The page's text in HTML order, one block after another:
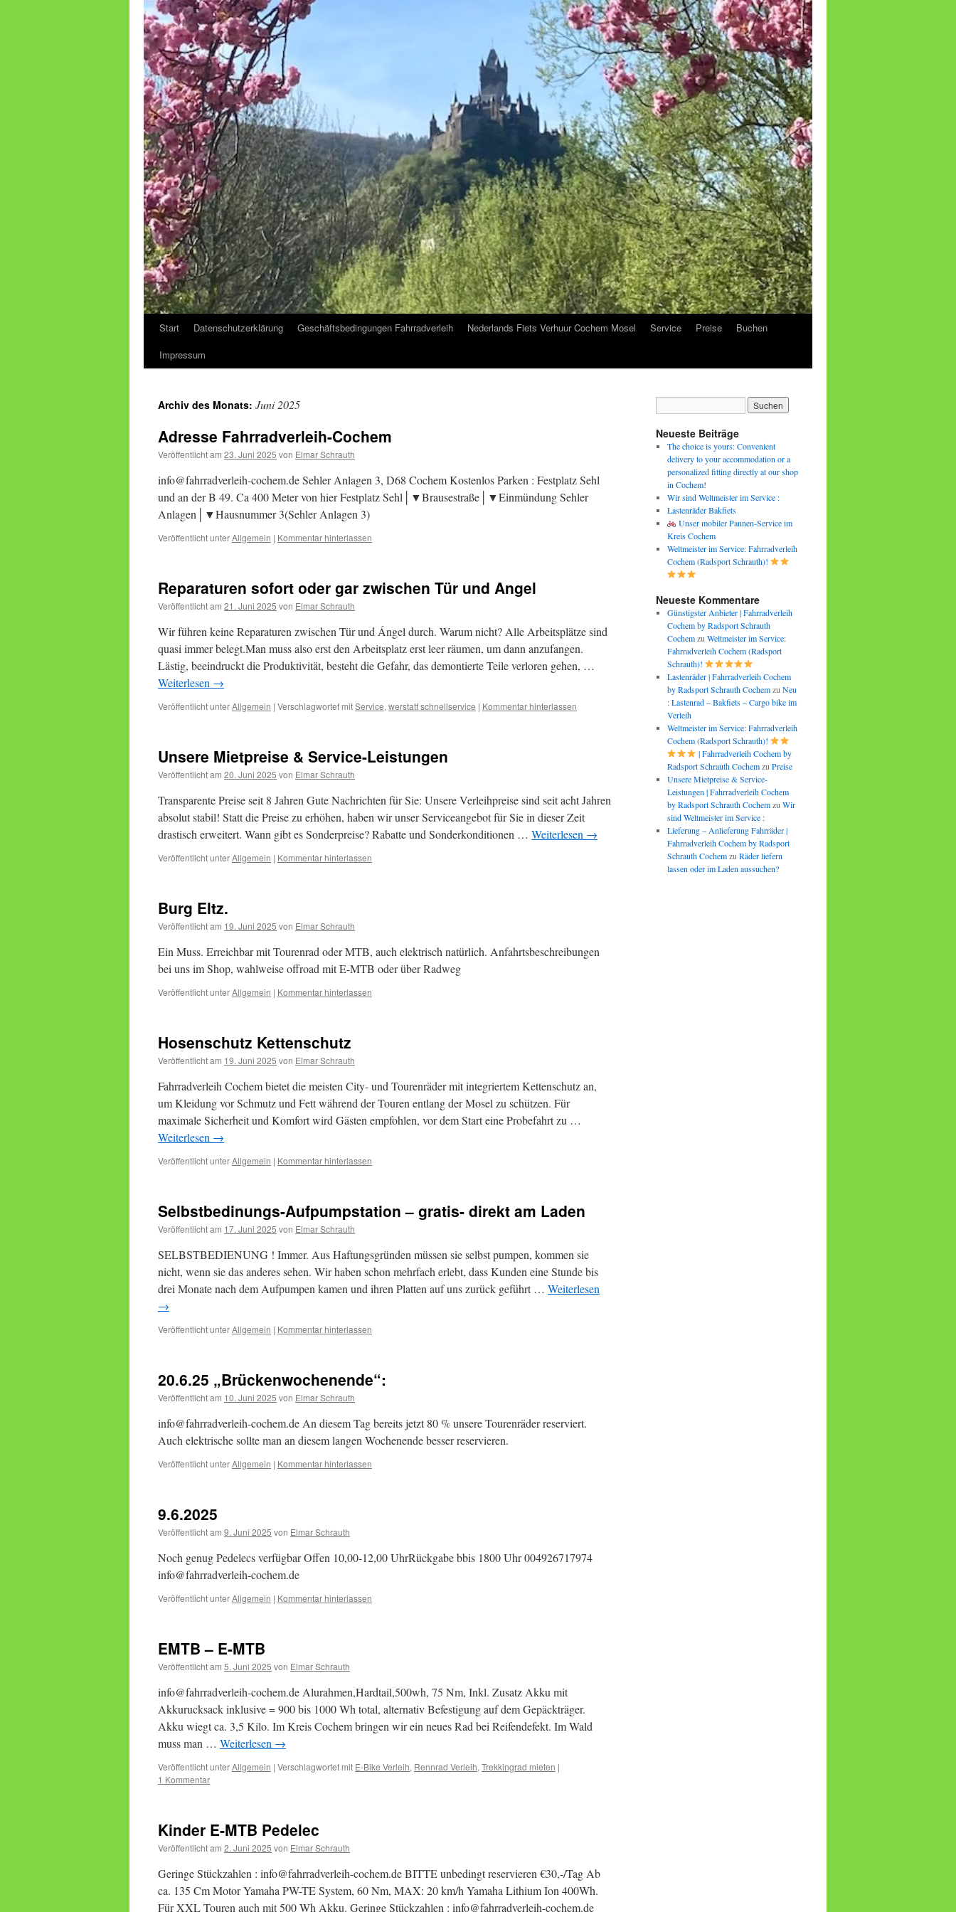
Start Datenschutzerklärung Geschäftsbedingungen Fahrradverleih Nederlands Fiets Verhuur Cochem Mosel Service Preise
Buchen
Impressum
Archiv des Monats: Juni 2025
Adresse Fahrradverleih-Cochem
Veröffentlicht am 23. Juni 2025 von Elmar Schrauth
info@fahrradverleih-cochem.de Sehler Anlagen 3, D68 Cochem Kostenlos Parken : Festplatz Sehl
und an der B 49. Ca 400 Meter von hier Festplatz Sehl│▼Brausestraße│▼Einmündung Sehler
Anlagen│▼Hausnummer 3(Sehler Anlagen 3)
Veröffentlicht unterAllgemein | Kommentar hinterlassen
Reparaturen sofort oder gar zwischen Tür und Angel
Veröffentlicht am 21. Juni 2025 von Elmar Schrauth
Wir führen keine Reparaturen zwischen Tür und Ángel durch. Warum nicht? Alle Arbeitsplätze sind
quasi immer belegt.Man muss also erst den Arbeitsplatz erst leer räumen, um dann anzufangen.
Lästig, beeindruckt die Produktivität, besteht die Gefahr, das demontierte Teile verloren gehen, …
Weiterlesen →
Veröffentlicht unterAllgemein | Verschlagwortet mitService, werstatt schnellservice | Kommentar hinterlassen
Unsere Mietpreise & Service-Leistungen
Veröffentlicht am 20. Juni 2025 von Elmar Schrauth
Transparente Preise seit 8 Jahren Gute Nachrichten für Sie: Unsere Verleihpreise sind seit acht Jahren
absolut stabil! Statt die Preise zu erhöhen, haben wir unser Serviceangebot für Sie in dieser Zeit
drastisch erweitert. Wann gibt es Sonderpreise? Rabatte und Sonderkonditionen … Weiterlesen →
Veröffentlicht unterAllgemein | Kommentar hinterlassen
Burg Eltz.
Veröffentlicht am 19. Juni 2025 von Elmar Schrauth
Ein Muss. Erreichbar mit Tourenrad oder MTB, auch elektrisch natürlich. Anfahrtsbeschreibungen
bei uns im Shop, wahlweise offroad mit E-MTB oder über Radweg
Veröffentlicht unterAllgemein | Kommentar hinterlassen
Hosenschutz Kettenschutz
Veröffentlicht am 19. Juni 2025 von Elmar Schrauth
Fahrradverleih Cochem bietet die meisten City- und Tourenräder mit integriertem Kettenschutz an,
um Kleidung vor Schmutz und Fett während der Touren entlang der Mosel zu schützen. Für
maximale Sicherheit und Komfort wird Gästen empfohlen, vor dem Start eine Probefahrt zu …
Weiterlesen →
Veröffentlicht unterAllgemein | Kommentar hinterlassen
Selbstbedinungs-Aufpumpstation – gratis- direkt am Laden
Veröffentlicht am 17. Juni 2025 von Elmar Schrauth
SELBSTBEDIENUNG ! Immer. Aus Haftungsgründen müssen sie selbst pumpen, kommen sie
nicht, wenn sie das anderes sehen. Wir haben schon mehrfach erlebt, dass Kunden eine Stunde bis
drei Monate nach dem Aufpumpen kamen und ihren Platten auf uns zurück geführt … Weiterlesen
→
Veröffentlicht unterAllgemein | Kommentar hinterlassen
20.6.25 „Brückenwochenende“:
Veröffentlicht am 10. Juni 2025 von Elmar Schrauth
info@fahrradverleih-cochem.de An diesem Tag bereits jetzt 80 % unsere Tourenräder reserviert.
Auch elektrische sollte man an diesem langen Wochenende besser reservieren.
Veröffentlicht unterAllgemein | Kommentar hinterlassen
9.6.2025
Veröffentlicht am 9. Juni 2025 von Elmar Schrauth
Noch genug Pedelecs verfügbar Offen 10,00-12,00 UhrRückgabe bbis 1800 Uhr 004926717974
info@fahrradverleih-cochem.de
Veröffentlicht unterAllgemein | Kommentar hinterlassen
EMTB – E-MTB
Veröffentlicht am 5. Juni 2025 von Elmar Schrauth
info@fahrradverleih-cochem.de Alurahmen,Hardtail,500wh, 75 Nm, Inkl. Zusatz Akku mit
Akkurucksack inklusive = 900 bis 1000 Wh total, alternativ Befestigung auf dem Gepäckträger.
Akku wiegt ca. 3,5 Kilo. Im Kreis Cochem bringen wir ein neues Rad bei Reifendefekt. Im Wald
muss man … Weiterlesen →
Veröffentlicht unterAllgemein | Verschlagwortet mit E-Bike Verleih, Rennrad Verleih, Trekkingrad mieten |
1 Kommentar
Kinder E-MTB Pedelec
Veröffentlicht am 2. Juni 2025 von Elmar Schrauth
Geringe Stückzahlen : info@fahrradverleih-cochem.de BITTE unbedingt reservieren €30,-/Tag Ab
ca. 135 Cm Motor Yamaha PW-TE System, 60 Nm, MAX: 20 km/h Yamaha Lithium Ion 400Wh.
Für XXL Touren auch mit 500 Wh Akku. Geringe Stückzahlen : info@fahrradverleih-cochem.de
Neueste Beiträge
The choice is yours: Convenient
delivery to your accommodation or a
personalized fitting directly at our shop
in Cochem!
Wir sind Weltmeister im Service :
Lastenräder Bakfiets
Unser mobiler Pannen-Service im
Kreis Cochem
Weltmeister im Service: Fahrradverleih
Cochem (Radsport Schrauth)!
Neueste Kommentare
Günstigster Anbieter | Fahrradverleih
Cochem by Radsport Schrauth
Cochemzu Weltmeister im Service:
Fahrradverleih Cochem (Radsport
Schrauth)!
Lastenräder | Fahrradverleih Cochem
by Radsport Schrauth Cochemzu Neu
: Lastenrad – Bakfiets – Cargo bike im
Verleih
Weltmeister im Service: Fahrradverleih
Cochem (Radsport Schrauth)!
| Fahrradverleih Cochem by
Radsport Schrauth Cochemzu Preise
Unsere Mietpreise & Service-
Leistungen | Fahrradverleih Cochem
by Radsport Schrauth Cochemzu Wir
sind Weltmeister im Service :
Lieferung – Anlieferung Fahrräder |
Fahrradverleih Cochem by Radsport
Schrauth Cochemzu Räder liefern
lassen oder im Laden aussuchen?